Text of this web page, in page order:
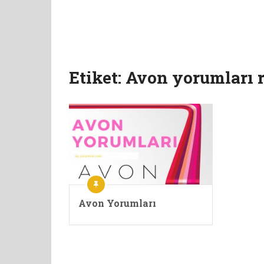
Etiket: Avon yorumları
Avon Yorumları